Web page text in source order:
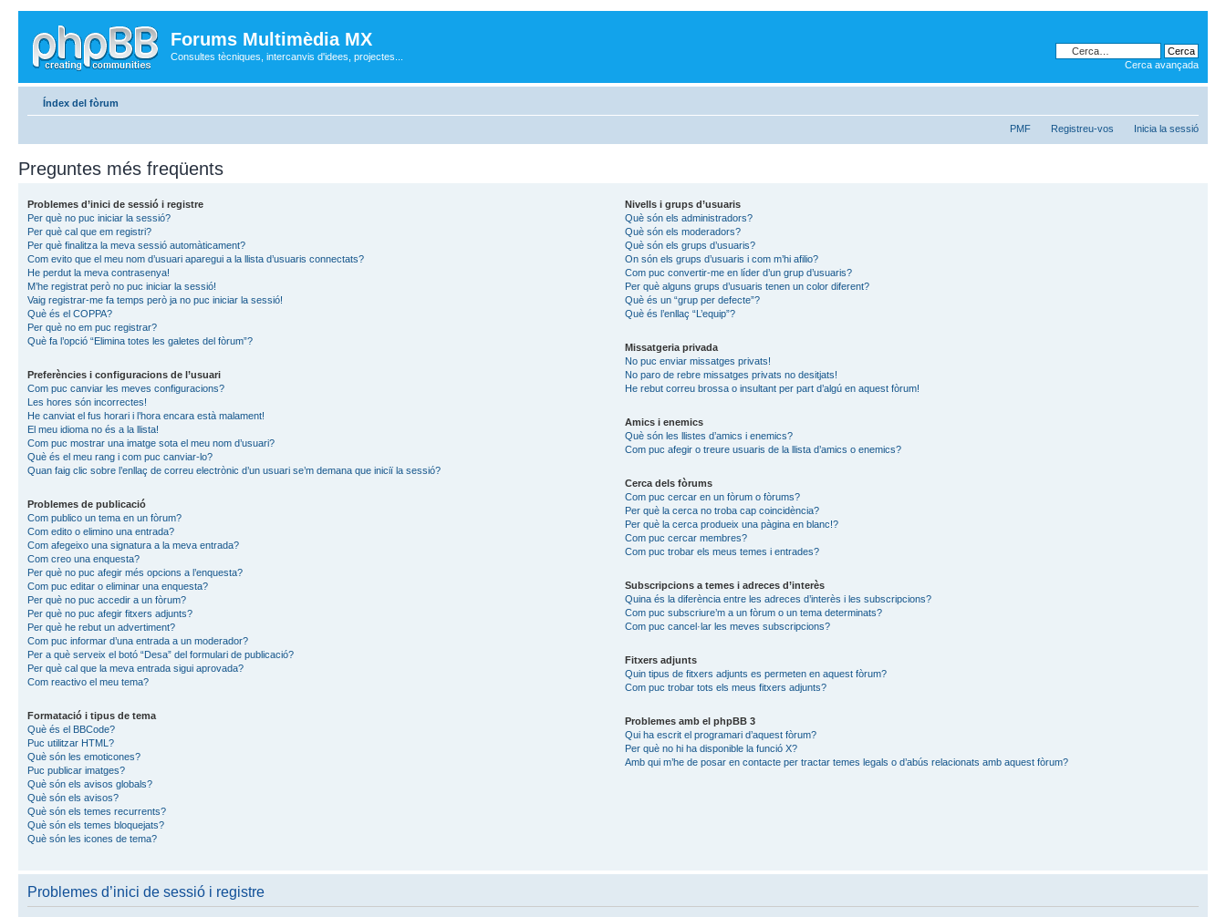
Forums Multimèdia MX
Consultes tècniques, intercanvis d'idees, projectes...
Cerca avançada
Índex del fòrum
PMF Registreu-vos Inicia la sessió
Preguntes més freqüents
Problemes d’inici de sessió i registre
Per què no puc iniciar la sessió?
Per què cal que em registri?
Per què finalitza la meva sessió automàticament?
Com evito que el meu nom d’usuari aparegui a la llista d’usuaris connectats?
He perdut la meva contrasenya!
M’he registrat però no puc iniciar la sessió!
Vaig registrar-me fa temps però ja no puc iniciar la sessió!
Què és el COPPA?
Per què no em puc registrar?
Què fa l’opció “Elimina totes les galetes del fòrum”?
Preferències i configuracions de l’usuari
Com puc canviar les meves configuracions?
Les hores són incorrectes!
He canviat el fus horari i l’hora encara està malament!
El meu idioma no és a la llista!
Com puc mostrar una imatge sota el meu nom d’usuari?
Què és el meu rang i com puc canviar-lo?
Quan faig clic sobre l’enllaç de correu electrònic d’un usuari se’m demana que iniciï la sessió?
Problemes de publicació
Com publico un tema en un fòrum?
Com edito o elimino una entrada?
Com afegeixo una signatura a la meva entrada?
Com creo una enquesta?
Per què no puc afegir més opcions a l’enquesta?
Com puc editar o eliminar una enquesta?
Per què no puc accedir a un fòrum?
Per què no puc afegir fitxers adjunts?
Per què he rebut un advertiment?
Com puc informar d’una entrada a un moderador?
Per a què serveix el botó “Desa” del formulari de publicació?
Per què cal que la meva entrada sigui aprovada?
Com reactivo el meu tema?
Formatació i tipus de tema
Què és el BBCode?
Puc utilitzar HTML?
Què són les emoticones?
Puc publicar imatges?
Què són els avisos globals?
Què són els avisos?
Què són els temes recurrents?
Què són els temes bloquejats?
Què són les icones de tema?
Nivells i grups d’usuaris
Què són els administradors?
Què són els moderadors?
Què són els grups d’usuaris?
On són els grups d’usuaris i com m’hi afilio?
Com puc convertir-me en líder d’un grup d’usuaris?
Per què alguns grups d’usuaris tenen un color diferent?
Què és un “grup per defecte”?
Què és l’enllaç “L’equip”?
Missatgeria privada
No puc enviar missatges privats!
No paro de rebre missatges privats no desitjats!
He rebut correu brossa o insultant per part d’algú en aquest fòrum!
Amics i enemics
Què són les llistes d’amics i enemics?
Com puc afegir o treure usuaris de la llista d’amics o enemics?
Cerca dels fòrums
Com puc cercar en un fòrum o fòrums?
Per què la cerca no troba cap coincidència?
Per què la cerca produeix una pàgina en blanc!?
Com puc cercar membres?
Com puc trobar els meus temes i entrades?
Subscripcions a temes i adreces d’interès
Quina és la diferència entre les adreces d’interès i les subscripcions?
Com puc subscriure’m a un fòrum o un tema determinats?
Com puc cancel·lar les meves subscripcions?
Fitxers adjunts
Quin tipus de fitxers adjunts es permeten en aquest fòrum?
Com puc trobar tots els meus fitxers adjunts?
Problemes amb el phpBB 3
Qui ha escrit el programari d’aquest fòrum?
Per què no hi ha disponible la funció X?
Amb qui m’he de posar en contacte per tractar temes legals o d’abús relacionats amb aquest fòrum?
Problemes d’inici de sessió i registre